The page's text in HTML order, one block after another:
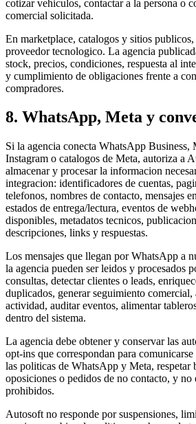
cotizar vehiculos, contactar a la persona o
comercial solicitada.
En marketplace, catalogos y sitios
proveedor tecnologico. La agencia
stock, precios, condiciones, respuesta al
y cumplimiento de obligaciones frente a
compradores.
8. WhatsApp, Meta y
Si la agencia conecta WhatsApp Business,
Instagram o catalogos de Meta, autoriza a
almacenar y procesar la informacion
integracion: identificadores de cuentas,
telefonos, nombres de contacto, mensajes
estados de entrega/lectura, eventos de
disponibles, metadatos tecnicos,
descripciones, links y respuestas.
Los mensajes que llegan por WhatsApp a
la agencia pueden ser leidos y procesados
consultas, detectar clientes o leads,
duplicados, generar seguimiento comercial,
actividad, auditar eventos, alimentar
dentro del sistema.
La agencia debe obtener y conservar las
opt-ins que correspondan para
las politicas de WhatsApp y Meta, respetar
oposiciones o pedidos de no contacto, y no
prohibidos.
Autosoft no responde por suspensiones,